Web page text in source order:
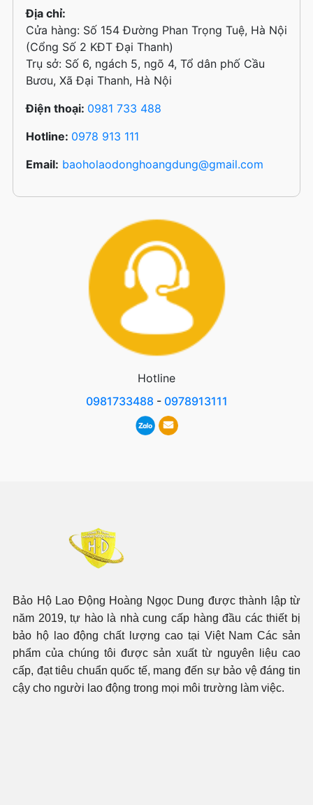
Địa chỉ:
Cửa hàng: Số 154 Đường Phan Trọng Tuệ, Hà Nội
(Cổng Số 2 KĐT Đại Thanh)
Trụ sở: Số 6, ngách 5, ngõ 4, Tổ dân phố Cầu
Bươu, Xã Đại Thanh, Hà Nội
Điện thoại: 0981 733 488
Hotline: 0978 913 111
Email: baoholaodonghoangdung@gmail.com
Hotline
0981733488- 0978913111
Bảo Hộ Lao Động Hoàng Ngọc Dung được thành lập từ
năm 2019, tự hào là nhà cung cấp hàng đầu các thiết bị
bảo hộ lao động chất lượng cao tại Việt Nam Các sản
phẩm của chúng tôi được sản xuất từ nguyên liệu cao
cấp, đạt tiêu chuẩn quốc tế, mang đến sự bảo vệ đáng tin
cậy cho người lao động trong mọi môi trường làm việc.